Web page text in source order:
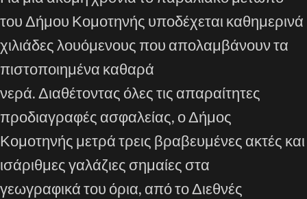
του Δήμου Κομοτηνής υποδέχεται καθημερινά
χιλιάδες λουόμενους που απολαμβάνουν τα
πιστοποιημένα καθαρά
νερά. Διαθέτοντας όλες τις απαραίτητες
προδιαγραφές ασφαλείας, ο Δήμος
Κομοτηνής μετρά τρεις βραβευμένες ακτές και
ισάριθμες γαλάζιες σημαίες στα
γεωγραφικά του όρια, από το Διεθνές